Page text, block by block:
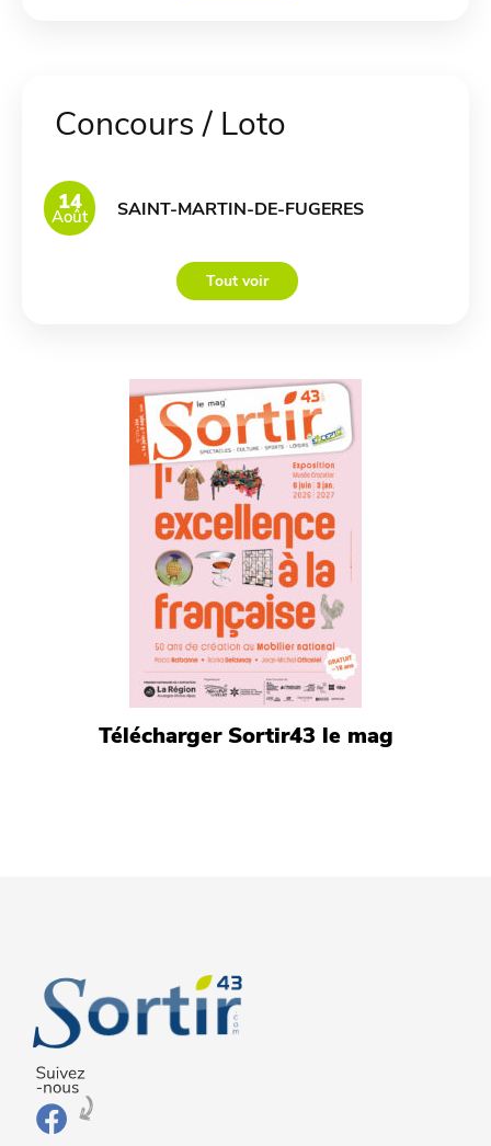
Concours / Loto
14
Août SAINT-MARTIN-DE-FUGERES
Tout voir
Télécharger Sortir43 le mag